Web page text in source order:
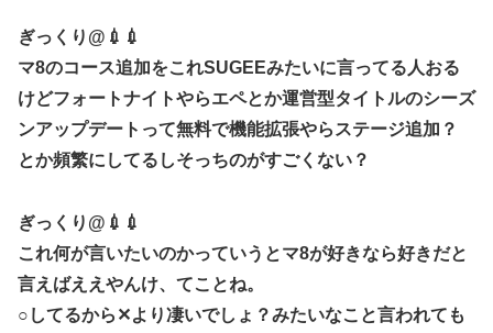
政府、自衛隊の指揮統制に国産AI導入へｗｗｗ「新しい戦い
方」への対応を急ぐ
住宅街の隣に巨大データセンター爆誕。三井不動産「排熱？
低周波音？データはまだ出せません」住民ブチギレ
ない？」俺「はぁ？どういうことすか？」上司「自分の車に
【ウマ娘】シチーキャッツを預けても大丈夫そうな寮部屋
【キングダム】884話感想 残存戦力と合流して李牧を討
つ！河了貂は策があると言うが…
【動画】走り屋が先行のスクーターに猛スピードで突っ込む
る→ご覧くださいw w w w w w w
日本の永住権、年収要件が一気に厳格化→外国人・市民ら
海外「日本は戦勝国なんだよ」 戦後の日本人の特別な生き
様に各国から称賛の声
一人っ子母子家庭育ちワイ(26)無職の母親が再婚するらしく
て驚愕
PUSHボタンが激熱だった頃のパチスロに戻りてぇよな…
ぎっくり@💉💉
マ8のコース追加をこれSUGEEみたいに言ってる人おる
けどフォートナイトやらエペとか運営型タイトルのシーズ
ンアップデートって無料で機能拡張やらステージ追加？
とか頻繁にしてるしそっちのがすごくない？
ぎっくり@💉💉
これ何が言いたいのかっていうとマ8が好きなら好きだと
言えばええやんけ、てことね。
○してるから✕より凄いでしょ？みたいなこと言われても